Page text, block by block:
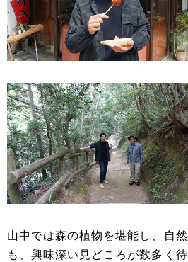
山中では森の植物を堪能し、自
も、興味深い見どころが数多く